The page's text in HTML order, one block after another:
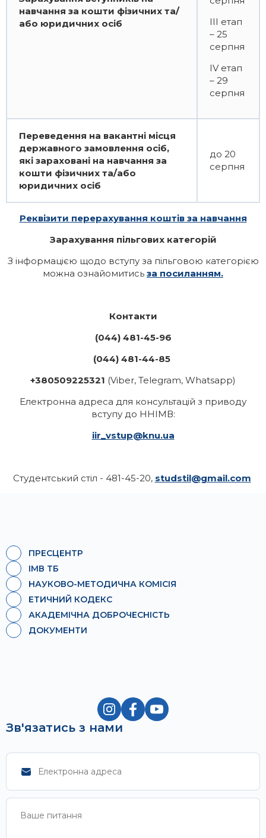
навчання за кошти фізичних та/
або юридичних осіб
ІІІ етап
– 25
серпня
ІV етап
– 29
серпня
Переведення на вакантні місця
державного замовлення осіб,
які зараховані на навчання за
кошти фізичних та/або
юридичних осіб
до 20
серпня
Реквізити перерахування коштів за навчання
Зарахування пільгових категорій
З інформацією щодо вступу за пільговою категорією
можна ознайомитись за посиланням.
Контакти
(044) 481-45-96
(044) 481-44-85
+380509225321 (Viber, Telegram, Whatsapp)
Електронна адреса для консультацій з приводу
вступу до ННІМВ:
iir_vstup@knu.ua
Студентський стіл - 481-45-20, studstil@gmail.com
ПРЕСЦЕНТР
ІМВ ТБ
НАУКОВО-МЕТОДИЧНА КОМІСІЯ
ЕТИЧНИЙ КОДЕКС
АКАДЕМІЧНА ДОБРОЧЕСНІСТЬ
ДОКУМЕНТИ
Зв'язатись з нами